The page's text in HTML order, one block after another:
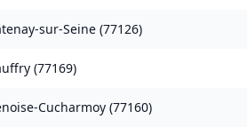
sur-Seine (77126)
(77169)
Cucharmoy (77160)